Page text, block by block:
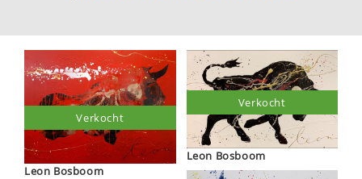
Leon Bosboom
Verkocht
Leon Bosboom
Verkocht